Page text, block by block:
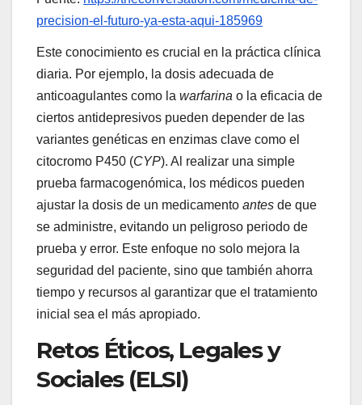
precision-el-futuro-ya-esta-aqui-185969
Este conocimiento es crucial en la práctica clínica
diaria. Por ejemplo, la dosis adecuada de
anticoagulantes como la warfarina o la eficacia de
ciertos antidepresivos pueden depender de las
variantes genéticas en enzimas clave como el
citocromo P450 (CYP). Al realizar una simple
prueba farmacogenómica, los médicos pueden
ajustar la dosis de un medicamento antes de que
se administre, evitando un peligroso periodo de
prueba y error. Este enfoque no solo mejora la
seguridad del paciente, sino que también ahorra
tiempo y recursos al garantizar que el tratamiento
inicial sea el más apropiado.
Retos Éticos, Legales y
Sociales (ELSI)